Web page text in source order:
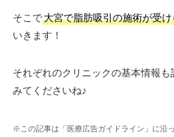
そこで大宮で脂肪吸引の施術が受
いきます！
それぞれのクリニックの基本情報
みてくださいね♪
※この記事は「医療広告ガイドライン」に沿